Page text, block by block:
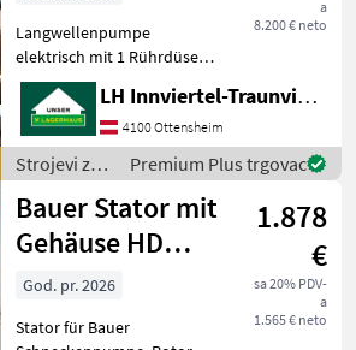
a
8.200 € neto
Langwellenpumpe
elektrisch mit 1 Rührdüse
Motor 15 kW/400 V/50 Hz,
montiert Stern Dreieck
Anlasser 15 kW mit
Motorschutz und
Hauptschalter
Druckanschluß HK 133 mit
LH Innviertel-Traunviertel-Urfahr eGen, Ottensheim
4100 Ottensheim
Strojevi za
đubrenje,
gnojenje i
navodnjavanje
/ Bauer
Premium Plus trgovac
Bauer Stator mit
Gehäuse HD
200/120
1.878
€
sa 20% PDV-
a
1.565 € neto
God. pr. 2026
Stator für Bauer